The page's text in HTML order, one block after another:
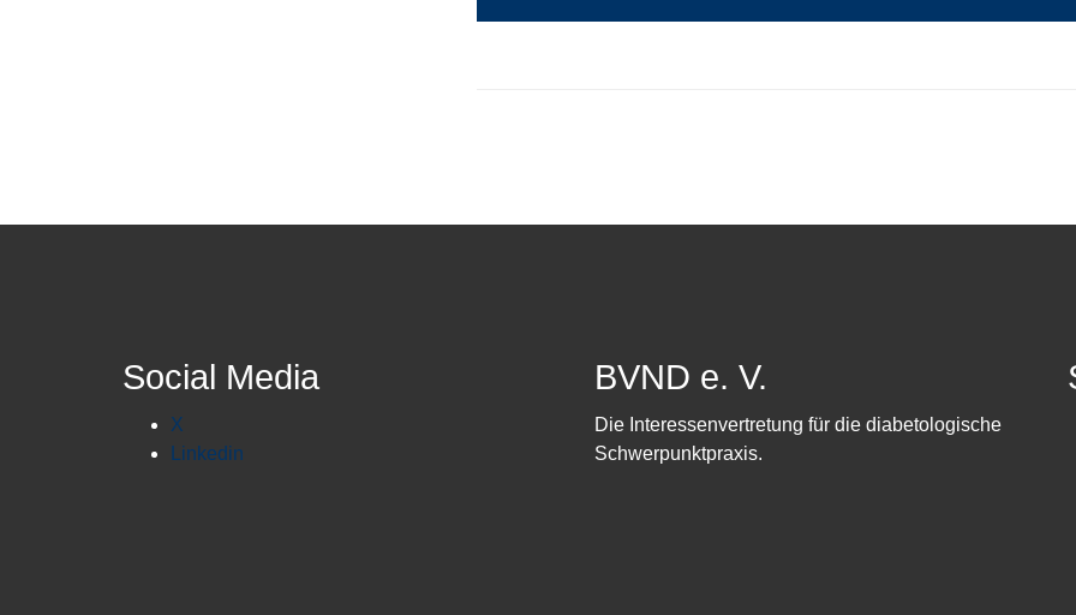
Social Media
X
Linkedin
BVND e. V.
Die Interessenvertretung für die diabetologische
Schwerpunktpraxis.